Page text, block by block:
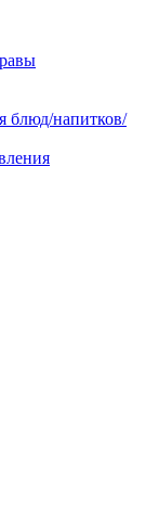
блюд/напитков/